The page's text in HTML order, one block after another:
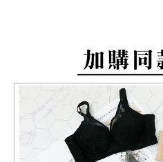
「AFTEE先享後付」，若未經同意申辦
４．使用「AFTEE先享後付」時，將
時審查核予不同之上限額度；若仍有額
請求用戶進行身份認證。
５．嚴禁一人註冊多個帳號或使用他人
恩沛科技股份有限公司將有權停止該用
每筆NT$80，滿NT$799(含以上)免
付款後7-11取貨
每筆NT$80，滿NT$799(含以上)免
7-11取貨(快速到店)
每筆NT$90